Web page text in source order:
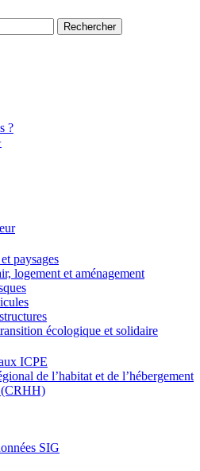
Rechercher
?
paysages
logement et aménagement
écologique et solidaire
ICPE
de l’habitat et de l’hébergement
(CRHH)
SIG